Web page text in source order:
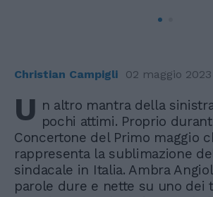
Christian Campigli 02 maggio 2023
U n altro mantra della
pochi attimi. Proprio
Concertone del Primo maggio
rappresenta la sublimazione
sindacale in Italia. Ambra
parole dure e nette su uno dei